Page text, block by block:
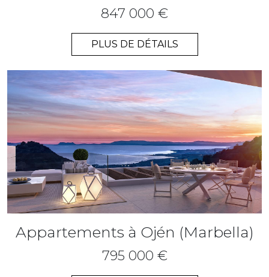
847 000 €
PLUS DE DÉTAILS
Appartements à Ojén (Marbella)
795 000 €